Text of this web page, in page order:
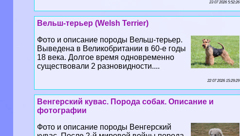
Выведена в Великобритании в 60-е годы
18 века. Долгое время одновременно
существовали 2 разновидности....
22 07 2026 15:29:29
Венгерский кувас. Порода собак. Описание и
Фото и описание породы Венгерский
кувас. После 2-й мировой войны порода
у себя на родине была близка к
исчезновению, от которого её спасла
популярность в других странах....